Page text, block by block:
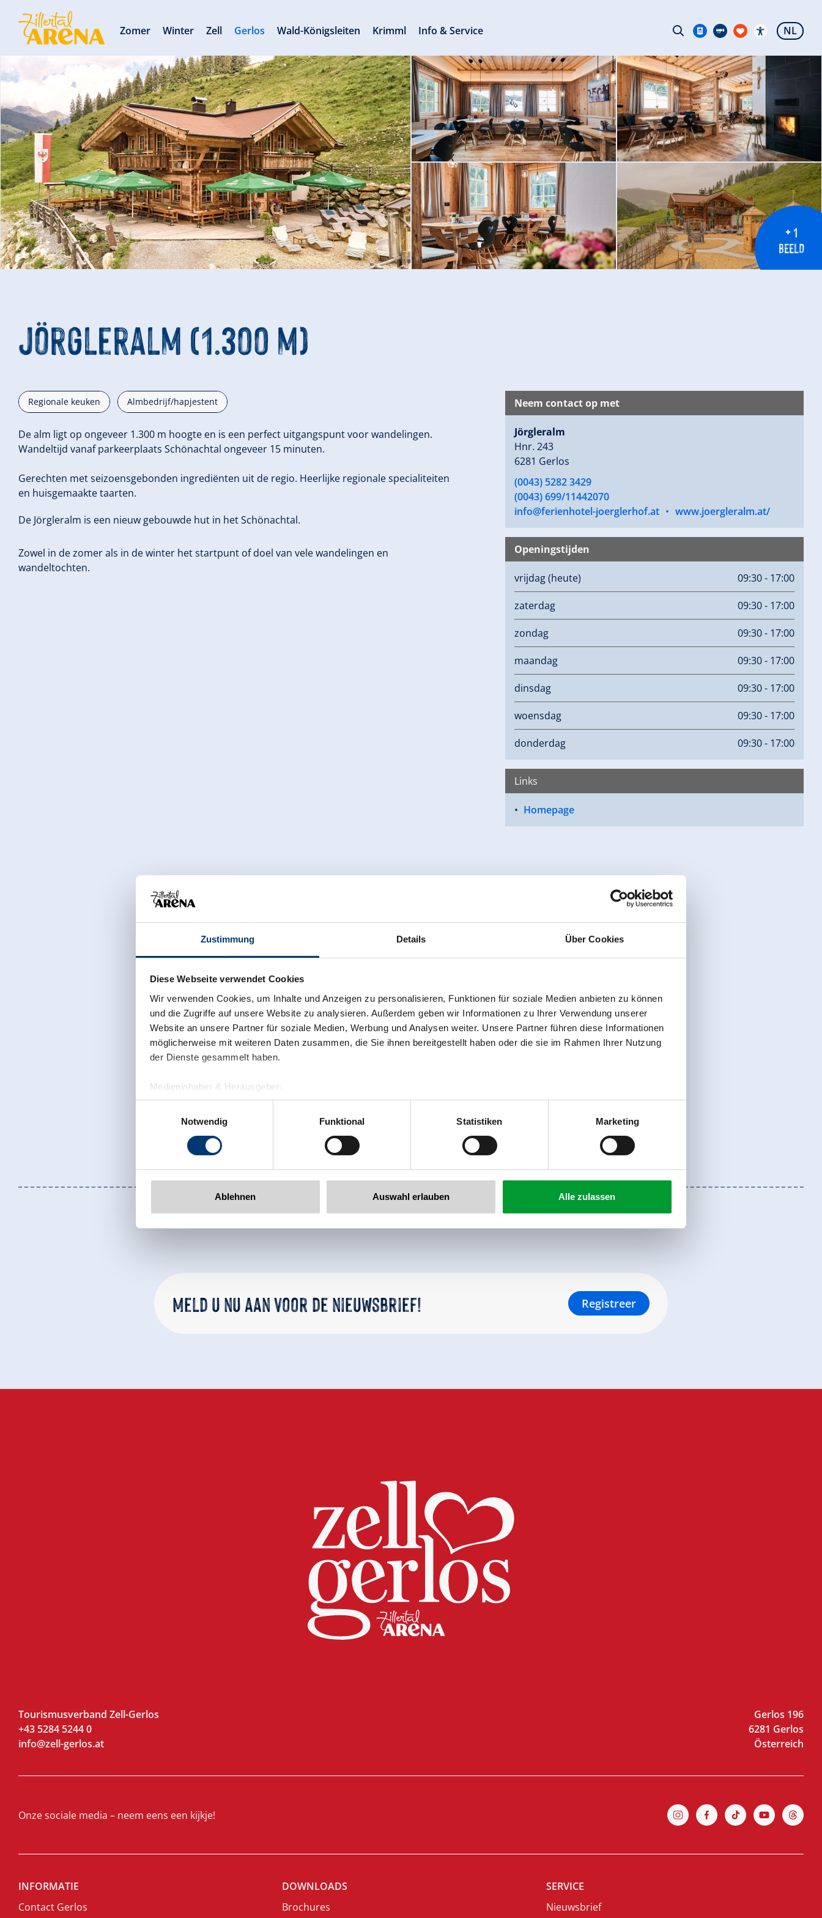
Zustimmung Details Über Cookies
Diese Webseite verwendet Cookies
Wir verwenden Cookies, um Inhalte und Anzeigen zu personalisieren, Funktionen für soziale Medien anbieten zu können
und die Zugriffe auf unsere Website zu analysieren. Außerdem geben wir Informationen zu Ihrer Verwendung unserer
Website an unsere Partner für soziale Medien, Werbung und Analysen weiter. Unsere Partner führen diese Informationen
möglicherweise mit weiteren Daten zusammen, die Sie ihnen bereitgestellt haben oder die sie im Rahmen Ihrer Nutzung
der Dienste gesammelt haben.
Medieninhaber & Herausgeber:
Zeller Bergbahnen Zillertal GmbH & Co KG
Rohr 23// A-6280 Zell am Ziller
www.zillertalarena.com
Notwendig
Funktional Statistiken Marketing
Ablehnen Auswahl erlauben Alle zulassen
+ 1
BEELD
Jörgleralm (1.300 m)
Regionale keuken Almbedrijf/hapjestent
De alm ligt op ongeveer 1.300 m hoogte en is een perfect uitgangspunt voor wandelingen.
Wandeltijd vanaf parkeerplaats Schönachtal ongeveer 15 minuten.
Gerechten met seizoensgebonden ingrediënten uit de regio. Heerlijke regionale specialiteiten
en huisgemaakte taarten.
De Jörgleralm is een nieuw gebouwde hut in het Schönachtal.
Zowel in de zomer als in de winter het startpunt of doel van vele wandelingen en
wandeltochten.
Neem contact op met
Jörgleralm
Hnr. 243
6281 Gerlos
(0043) 5282 3429
(0043) 699/11442070
info@ferienhotel-joerglerhof.at • www.joergleralm.at/
Openingstijden
vrijdag(heute) 09:30 - 17:00
zaterdag 09:30 - 17:00
zondag 09:30 - 17:00
maandag 09:30 - 17:00
dinsdag 09:30 - 17:00
woensdag 09:30 - 17:00
donderdag 09:30 - 17:00
Links
Homepage
Meld u nu aan voor de nieuwsbrief! Registreer
Tourismusverband Zell-Gerlos
+43 5284 5244 0
info@zell-gerlos.at
Gerlos 196
6281 Gerlos
Österreich
Onze sociale media – neem eens een kijkje!
INFORMATIE
Contact Gerlos
DOWNLOADS
Brochures
SERVICE
Nieuwsbrief
Zomer Winter Zell Gerlos Wald-Königsleiten Krimml Info & Service NL